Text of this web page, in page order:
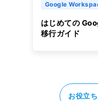
Google
はじめての
移行ガイド
お役立